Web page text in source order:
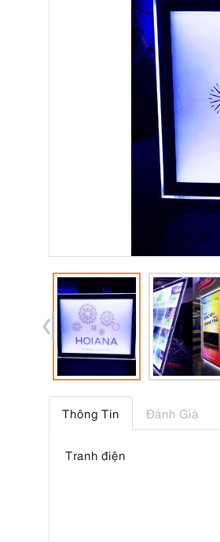
Thông Tin Đánh Giá
Tranh điện